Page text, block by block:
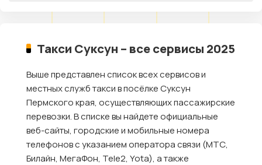
Такси Суксун – все сервисы 2025
Выше представлен список всех сервисов и
местных служб такси в посёлке Суксун
Пермского края, осуществляющих пассажирские
перевозки. В списке вы найдете официальные
веб-сайты, городские и мобильные номера
телефонов с указанием оператора связи (МТС,
Билайн, МегаФон, Tele2, Yota), а также